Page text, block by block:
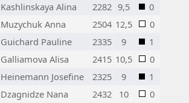
Kashlinskaya Alina 2282 9,5
0
Muzychuk Anna 2504 12,5
0
Guichard Pauline 2335 9
1
Galliamova Alisa 2415 10,5
0
Heinemann Josefine 2325 9
1
Dzagnidze Nana 2432 10
0